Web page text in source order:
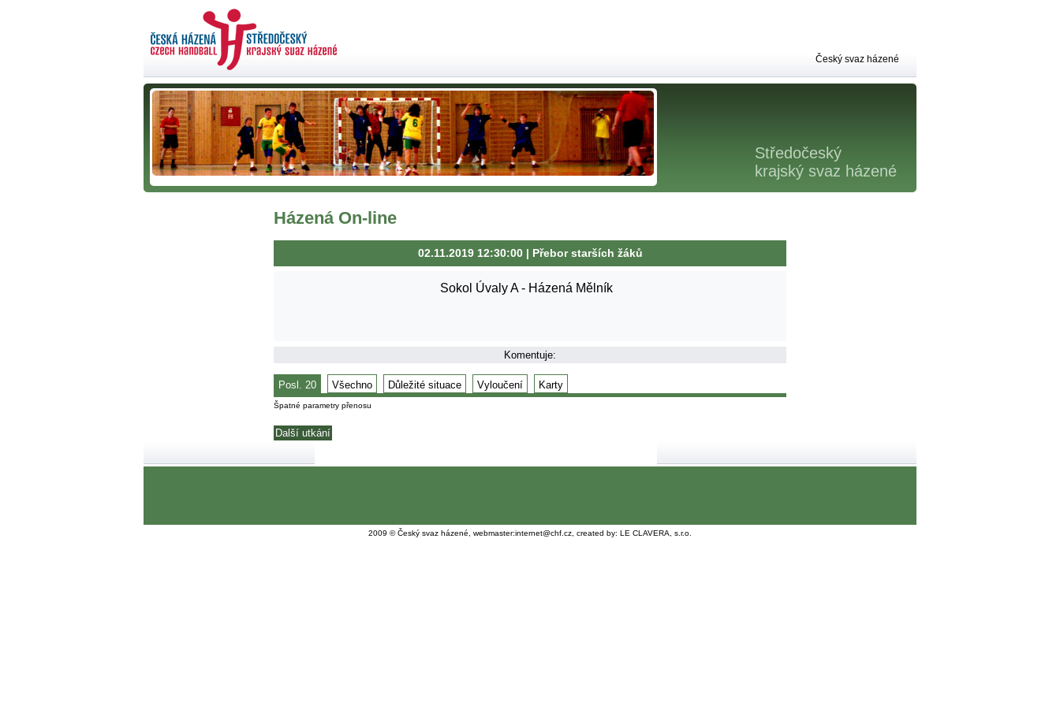
Středočeský
krajský svaz házené
Český svaz házené
Házená On-line
02.11.2019 12:30:00 | Přebor starších žáků
Sokol Úvaly A - Házená Mělník
Komentuje:
Posl. 20 Všechno Důležité situace Vyloučení Karty
Špatné parametry přenosu
Další utkání
2009 © Český svaz házené, webmaster:internet@chf.cz , created by: LE CLAVERA, s.r.o.